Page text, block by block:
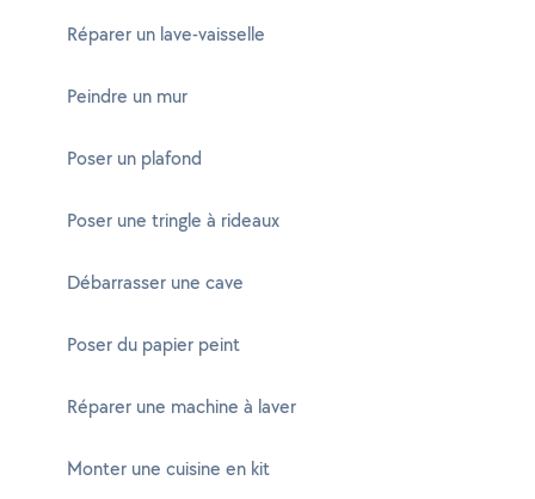
Réparer un lave-vaisselle
Peindre un mur
Poser un plafond
Poser une tringle à rideaux
Débarrasser une cave
Poser du papier peint
Réparer une machine à laver
Monter une cuisine en kit